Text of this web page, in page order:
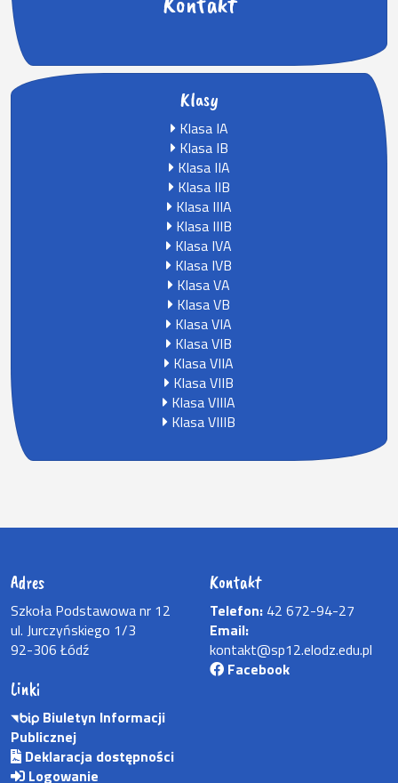
Klasy
Klasa IA
Klasa IB
Klasa IIA
Klasa IIB
Klasa IIIA
Klasa IIIB
Klasa IVA
Klasa IVB
Klasa VA
Klasa VB
Klasa VIA
Klasa VIB
Klasa VIIA
Klasa VIIB
Klasa VIIIA
Klasa VIIIB
Adres
Szkoła Podstawowa nr 12
ul. Jurczyńskiego 1/3
92-306 Łódź
Kontakt
Telefon: 42 672-94-27
Email:
kontakt@sp12.elodz.edu.pl
Facebook
Linki
Biuletyn Informacji
Publicznej
Deklaracja dostępności
Logowanie